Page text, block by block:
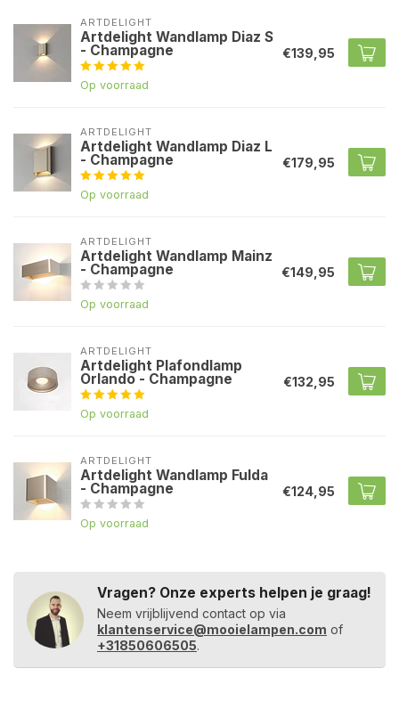
ARTDELIGHT
Artdelight Wandlamp Diaz S
- Champagne
Op voorraad
€139,95
ARTDELIGHT
Artdelight Wandlamp Diaz L
- Champagne
Op voorraad
€179,95
ARTDELIGHT
Artdelight Wandlamp Mainz
- Champagne
Op voorraad
€149,95
ARTDELIGHT
Artdelight Plafondlamp
Orlando - Champagne
Op voorraad
€132,95
ARTDELIGHT
Artdelight Wandlamp Fulda
- Champagne
Op voorraad
€124,95
Vragen? Onze experts helpen je graag!
Neem vrijblijvend contact op via
klantenservice@mooielampen.com of
+31850606505.